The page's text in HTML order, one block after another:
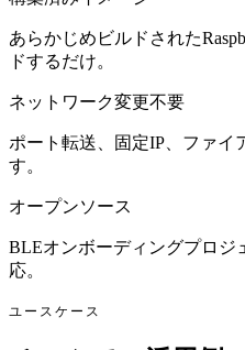
あらかじめビルドされた
ドするだけ。
ネットワーク変更不要
ポート転送、固定IP、ファイ
す。
オープンソース
BLEオンボーディングプロジ
応。
ユースケース